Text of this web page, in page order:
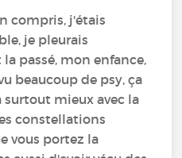
compris, j'étais
je pleurais
passé, mon enfance,
beaucoup de psy, ça
surtout mieux avec la
constellations
vous portez la